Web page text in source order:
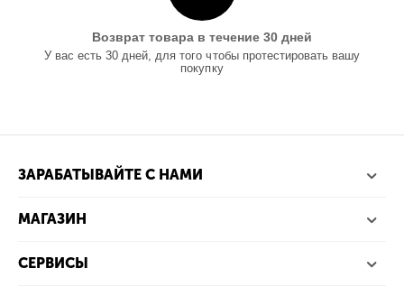
Возврат товара в течение 30 дней
У вас есть 30 дней, для того чтобы протестировать вашу
покупку
ЗАРАБАТЫВАЙТЕ С НАМИ
МАГАЗИН
СЕРВИСЫ